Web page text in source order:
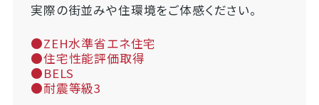
実際の街並みや住環境をご体感ください。
●ZEH水準省エネ住宅
●住宅性能評価取得
●BELS
●耐震等級3